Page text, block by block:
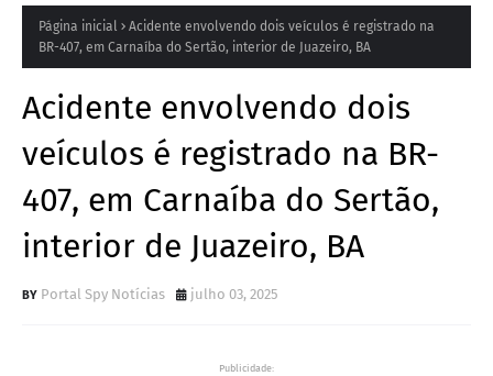
Página inicial
Acidente envolvendo dois veículos é registrado na
BR-407, em Carnaíba do Sertão, interior de Juazeiro, BA
Acidente envolvendo dois
veículos é registrado na BR-
407, em Carnaíba do Sertão,
interior de Juazeiro, BA
Portal Spy Notícias julho 03, 2025
Publicidade: